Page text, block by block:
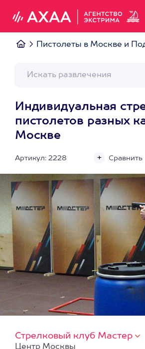
Пистолеты в Москве и
Индивидуальная
пистолетов разных
Москве
Артикул: 2228 Сравнить
Стрелковый клуб Мастер
Центр Москвы